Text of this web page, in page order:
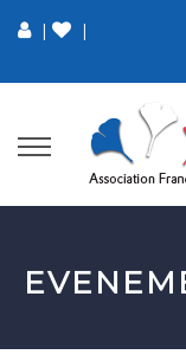
| |